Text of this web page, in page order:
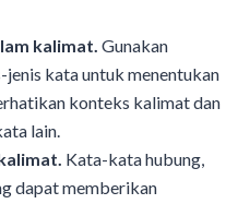
kalimat. Gunakan
kata untuk menentukan
konteks kalimat dan
lain.
Kata-kata hubung,
dapat memberikan